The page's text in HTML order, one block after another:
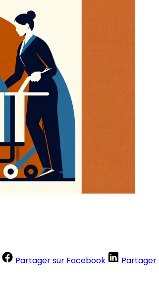
Partager sur Facebook Partager